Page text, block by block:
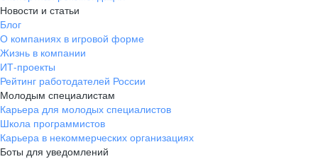
Новости и статьи
Блог
О компаниях в игровой форме
Жизнь в компании
ИТ-проекты
Рейтинг работодателей России
Молодым специалистам
Карьера для молодых специалистов
Школа программистов
Карьера в некоммерческих организациях
Боты для уведомлений